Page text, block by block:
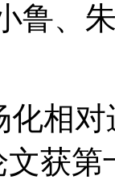
鲁、
化相
文获